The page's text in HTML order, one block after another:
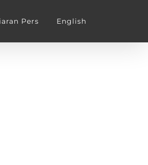
Pers English